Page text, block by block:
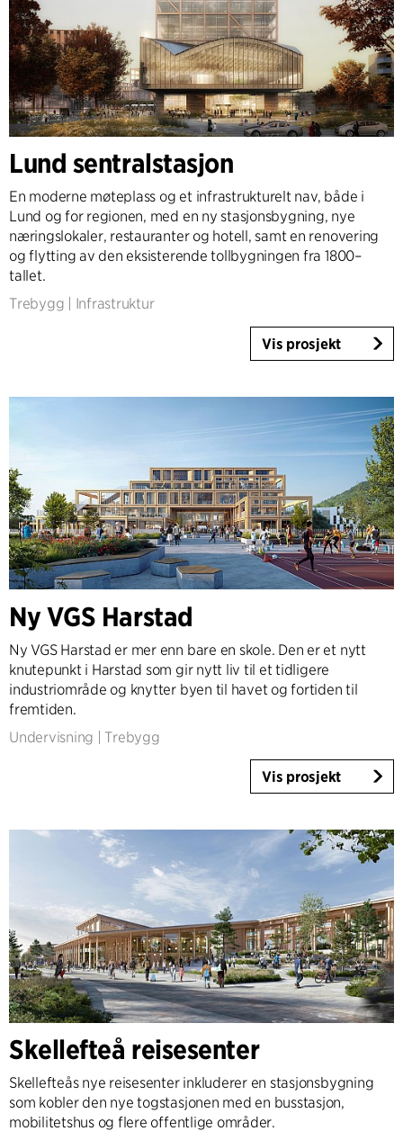
Lund sentralstasjon
En moderne møteplass og et infrastrukturelt nav, både i
Lund og for regionen, med en ny stasjonsbygning, nye
næringslokaler, restauranter og hotell, samt en renovering
og flytting av den eksisterende tollbygningen fra 1800–
tallet.
Trebygg
Infrastruktur
Vis prosjekt
Ny VGS Harstad
Ny VGS Harstad er mer enn bare en skole. Den er et nytt
knutepunkt i Harstad som gir nytt liv til et tidligere
industriområde og knytter byen til havet og fortiden til
fremtiden.
Undervisning
Trebygg
Vis prosjekt
Skellefteå reisesenter
Skellefteås nye reisesenter inkluderer en stasjonsbygning
som kobler den nye togstasjonen med en busstasjon,
mobilitetshus og flere offentlige områder.